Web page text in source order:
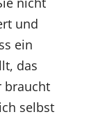
und
ein
das
braucht
selbst